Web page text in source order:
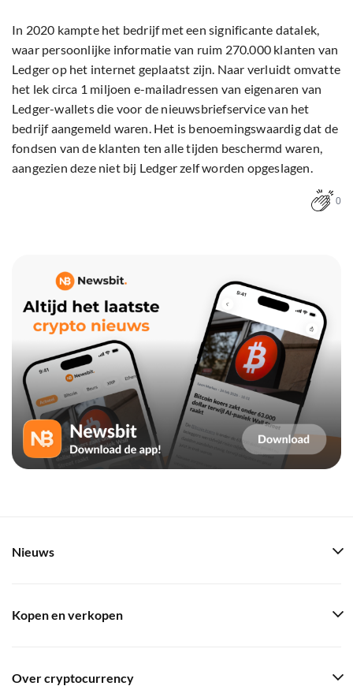
In 2020 kampte het bedrijf met een significante datalek,
waar persoonlijke informatie van ruim 270.000 klanten van
Ledger op het internet geplaatst zijn. Naar verluidt omvatte
het lek circa 1 miljoen e-mailadressen van eigenaren van
Ledger-wallets die voor de nieuwsbriefservice van het
bedrijf aangemeld waren. Het is benoemingswaardig dat de
fondsen van de klanten ten alle tijden beschermd waren,
aangezien deze niet bij Ledger zelf worden opgeslagen.
0
Nieuws
Kopen en verkopen
Over cryptocurrency